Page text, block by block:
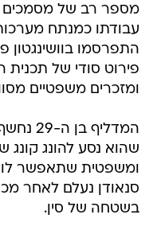
מספר רב של מסמכים
עבודתו כמנתח
התפרסמו בוושינגטון
פירוט סודי של תכנית
ומזכרים משפטיים
שהוא נסע להונג
ומשפטית שתאפשר לו
סנאודן נעלם לאחר
בשטחה של סין.